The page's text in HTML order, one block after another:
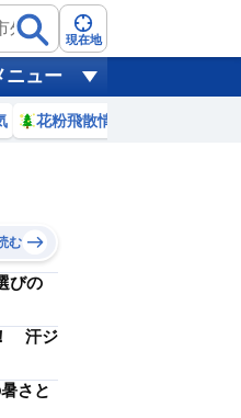
現在地
ニュー
花粉飛散情報
む
びの
汗ジ
さと